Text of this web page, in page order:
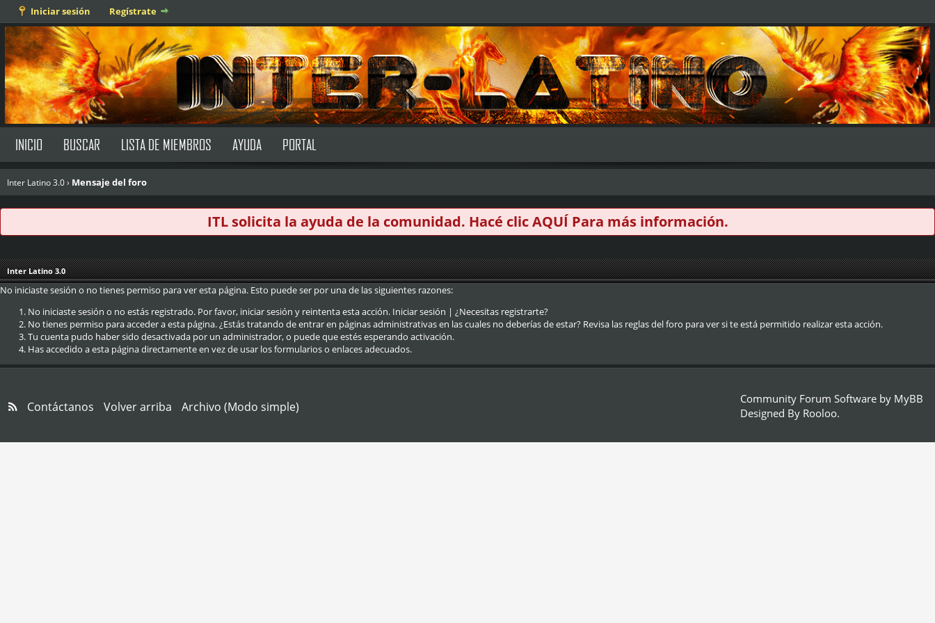
Iniciar sesión Regístrate
INICIO BUSCAR LISTA DE MIEMBROS AYUDA PORTAL
Inter Latino 3.0› Mensaje del foro
ITL solicita la ayuda de la comunidad. Hacé clicAQUÍ Para más información.
Inter Latino 3.0
No iniciaste sesión o no tienes permiso para ver esta página. Esto puede ser por una de las siguientes razones:
No iniciaste sesión o no estás registrado. Por favor, iniciar sesión y reintenta esta acción. Iniciar sesión | ¿Necesitas registrarte?
No tienes permiso para acceder a esta página. ¿Estás tratando de entrar en páginas administrativas en las cuales no deberías de estar? Revisa las reglas del foro para ver si te está permitido realizar esta acción.
Tu cuenta pudo haber sido desactivada por un administrador, o puede que estés esperando activación.
Has accedido a esta página directamente en vez de usar los formularios o enlaces adecuados.
Contáctanos Volver arriba Archivo (Modo simple)
Community Forum Software by MyBB
Designed By Rooloo.